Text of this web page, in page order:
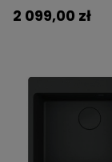
2 099,00 zł